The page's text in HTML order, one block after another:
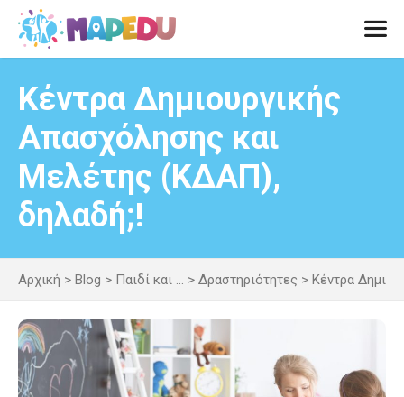
Μετάβαση
περιεχόμενο
Κέντρα Δημιουργικής
Απασχόλησης και
Μελέτης (ΚΔΑΠ),
δηλαδή;!
Αρχική > Blog > Παιδί και ... > Δραστηριότητες > Κέντρα